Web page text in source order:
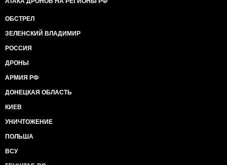
ОБСТРЕЛ
ЗЕЛЕНСКИЙ ВЛАДИМИР
РОССИЯ
ДРОНЫ
АРМИЯ РФ
ДОНЕЦКАЯ ОБЛАСТЬ
КИЕВ
УНИЧТОЖЕНИЕ
ПОЛЬША
ВСУ